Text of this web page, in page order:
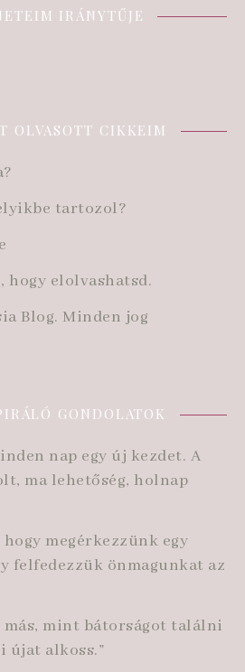
IRÁNYTŰJE
OLVASOTT CIKKEIM
tartozol?
hogy elolvashatsd.
Blog. Minden jog
GONDOLATOK
nap egy új kezdet. A
ma lehetőség, holnap
hogy megérkezzünk egy
felfedezzük önmagunkat az
más, mint bátorságot találni
újat alkoss.”